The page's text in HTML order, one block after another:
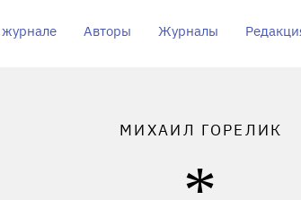
Авторы Журналы
МИХАИЛ ГОРЕЛИК